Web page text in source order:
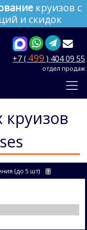
круизов с
и скидок
+7 ( 499 ) 404 09 55
отдел продаж
круизов
(до 5 шт) ?